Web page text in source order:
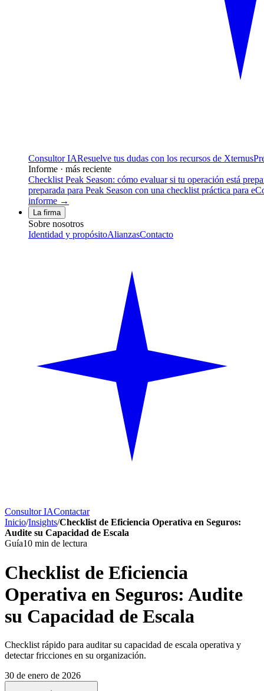
Consultor IAResuelve tus dudas con los recursos de Xternus
Informe · más reciente
Checklist Peak Season: cómo evaluar si tu operación está
preparada para Peak Season con una checklist práctica para
informe →
La firma
Sobre nosotros
Identidad y propósitoAlianzasContacto
Consultor IAContactar
Inicio/Insights/Checklist de Eficiencia Operativa en Seguros:
Audite su Capacidad de Escala
Guía10 min de lectura
Checklist de Eficiencia
Operativa en Seguros: Audite
su Capacidad de Escala
Checklist rápido para auditar su capacidad de escala operativa y
detectar fricciones en su organización.
30 de enero de 2026